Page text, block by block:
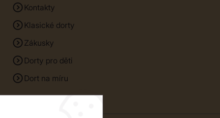
Kontakty
Klasické dorty
Zákusky
Dorty pro děti
Dort na míru